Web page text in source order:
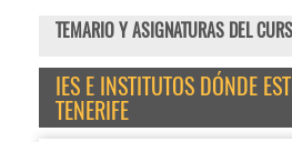
TEMARIO Y ASIGNATURAS DEL
IES E INSTITUTOS DÓNDE
TENERIFE